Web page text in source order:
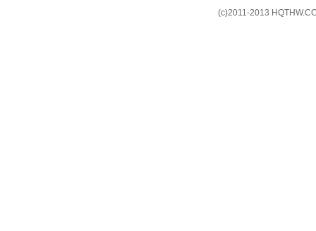
(c)2011-2013